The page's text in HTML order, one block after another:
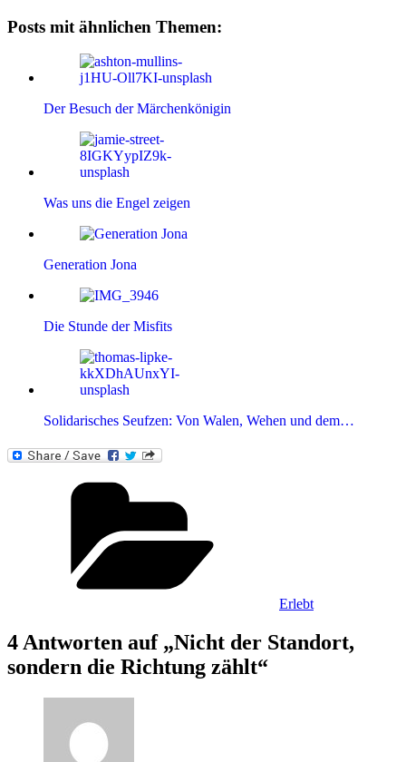
Posts mit ähnlichen Themen:
Der Besuch der Märchenkönigin
Was uns die Engel zeigen
Generation Jona
Die Stunde der Misfits
Solidarisches Seufzen: Von Walen, Wehen und dem…
Erlebt
4 Antworten auf „Nicht der Standort,
sondern die Richtung zählt“